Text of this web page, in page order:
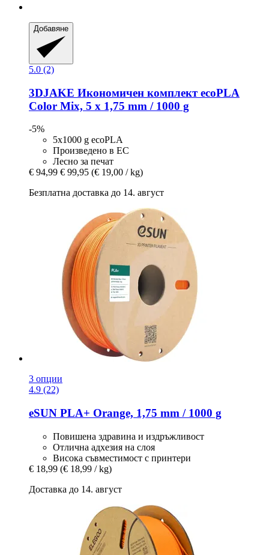
Добавяне
5.0 (2)
3DJAKE Икономичен комплект ecoPLA
Color Mix, 5 x 1,75 mm / 1000 g
-5%
5x1000 g ecoPLA
Произведено в ЕС
Лесно за печат
€ 94,99 € 99,95 (€ 19,00 / kg)
Безплатна доставка до 14. август
3 опции
4.9 (22)
eSUN PLA+ Orange, 1,75 mm / 1000 g
Повишена здравина и издръжливост
Отлична адхезия на слоя
Висока съвместимост с принтери
€ 18,99 (€ 18,99 / kg)
Доставка до 14. август